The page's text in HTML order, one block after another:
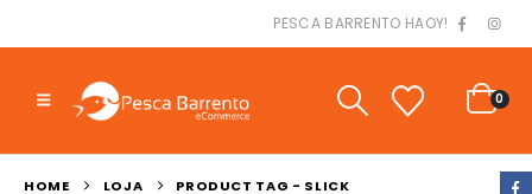
PESCA BARRENTO HAOY!
0
HOME LOJA PRODUCT TAG - SLICK